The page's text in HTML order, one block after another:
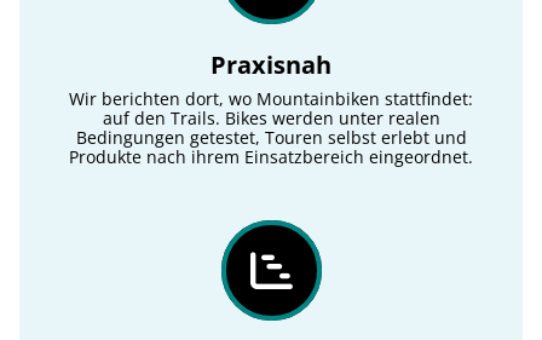
Praxisnah
Wir berichten dort, wo Mountainbiken stattfindet:
auf den Trails. Bikes werden unter realen
Bedingungen getestet, Touren selbst erlebt und
Produkte nach ihrem Einsatzbereich eingeordnet.